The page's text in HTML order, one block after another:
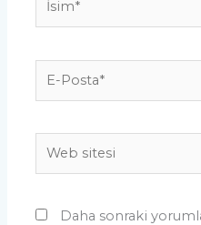
Posta*
sitesi
Daha sonraki